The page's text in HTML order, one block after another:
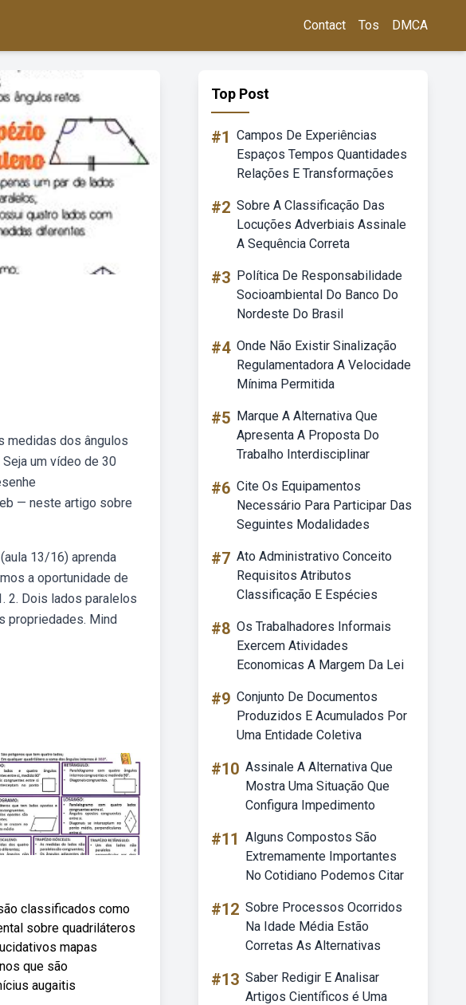
Contact Tos DMCA
medidas dos ângulos
um vídeo de 30
— neste artigo sobre
13/16) aprenda
a oportunidade de
2. Dois lados paralelos
propriedades. Mind
classificados como
sobre quadriláteros
mapas
que são
augaitis
Top Post
#1 Campos De Experiências
Espaços Tempos Quantidades
Relações E Transformações
#2 Sobre A Classificação Das
Locuções Adverbiais Assinale
A Sequência Correta
#3 Política De Responsabilidade
Socioambiental Do Banco Do
Nordeste Do Brasil
#4 Onde Não Existir Sinalização
Regulamentadora A Velocidade
Mínima Permitida
#5 Marque A Alternativa Que
Apresenta A Proposta Do
Trabalho Interdisciplinar
#6 Cite Os Equipamentos
Necessário Para Participar Das
Seguintes Modalidades
#7 Ato Administrativo Conceito
Requisitos Atributos
Classificação E Espécies
#8 Os Trabalhadores Informais
Exercem Atividades
Economicas A Margem Da Lei
#9 Conjunto De Documentos
Produzidos E Acumulados Por
Uma Entidade Coletiva
#10 Assinale A Alternativa Que
Mostra Uma Situação Que
Configura Impedimento
#11 Alguns Compostos São
Extremamente Importantes
No Cotidiano Podemos Citar
#12 Sobre Processos Ocorridos
Na Idade Média Estão
Corretas As Alternativas
#13 Saber Redigir E Analisar
Artigos Científicos é Uma